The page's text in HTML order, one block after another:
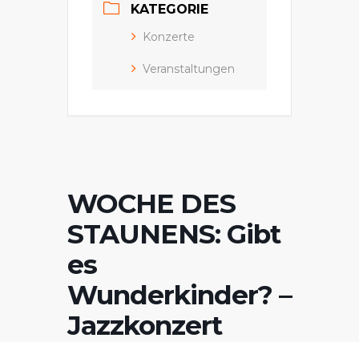
WOCHE DES
STAUNENS: Gibt
es
Wunderkinder? –
Jazzkonzert
KATEGORIE
Konzerte
Veranstaltungen